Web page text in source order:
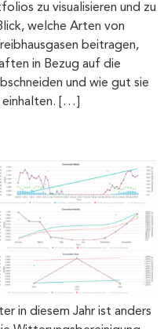
zu visualisieren und zu
welche Arten von
beitragen,
in Bezug auf die
und wie gut sie
einhalten. […]
in diesem Jahr ist anders